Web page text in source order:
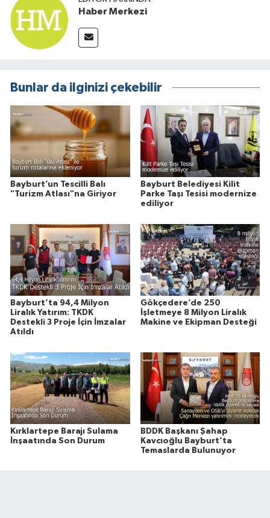
Haber Merkezi
Bunlar da ilginizi çekebilir
Bayburt’un Tescilli Balı
"Turizm Atlası"na Giriyor
Bayburt Belediyesi Kilit
Parke Taşı Tesisi modernize
ediliyor
Bayburt’ta 94,4 Milyon
Liralık Yatırım: TKDK
Destekli 3 Proje İçin İmzalar
Atıldı
Gökçedere’de 250
İşletmeye 8 Milyon Liralık
Makine ve Ekipman Desteği
Kırklartepe Barajı Sulama
İnşaatında Son Durum
BDDK Başkanı Şahap
Kavcıoğlu Bayburt’ta
Temaslarda Bulunuyor